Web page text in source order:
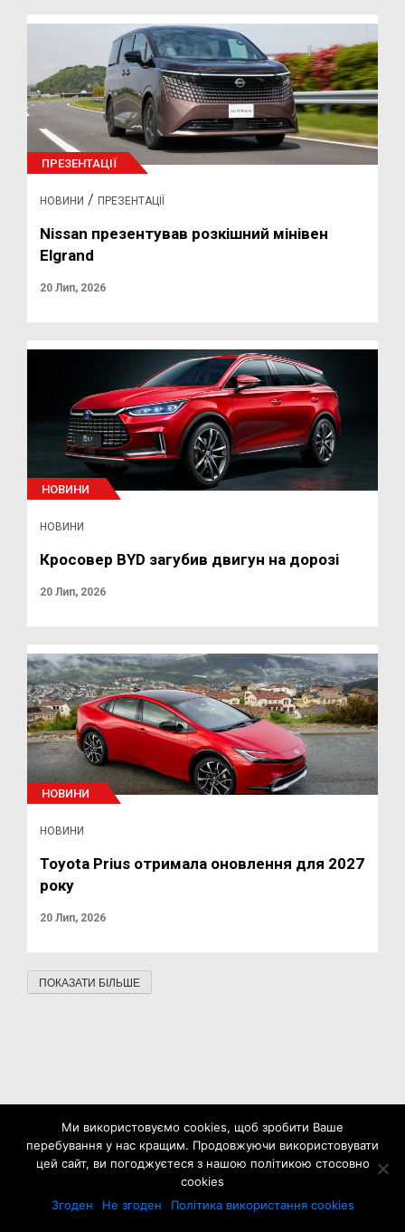
ПРЕЗЕНТАЦІЇ
НОВИНИ / ПРЕЗЕНТАЦІЇ
Nissan презентував розкішний мінівен
Elgrand
20 Лип, 2026
НОВИНИ
НОВИНИ
Кросовер BYD загубив двигун на дорозі
20 Лип, 2026
НОВИНИ
НОВИНИ
Toyota Prius отримала оновлення для 2027
року
20 Лип, 2026
ПОКАЗАТИ БІЛЬШЕ
Ми використовуємо cookies, щоб зробити Ваше
перебування у нас кращим. Продовжуючи використовувати
цей сайт, ви погоджуєтеся з нашою політикою стосовно
cookies
Згоден
Не згоден Політика використання cookies